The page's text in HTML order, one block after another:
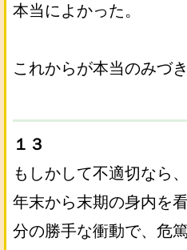
本当によかった。
これからが本当のみづ
１３
もしかして不適切なら
年末から末期の身内を
分の勝手な衝動で、危